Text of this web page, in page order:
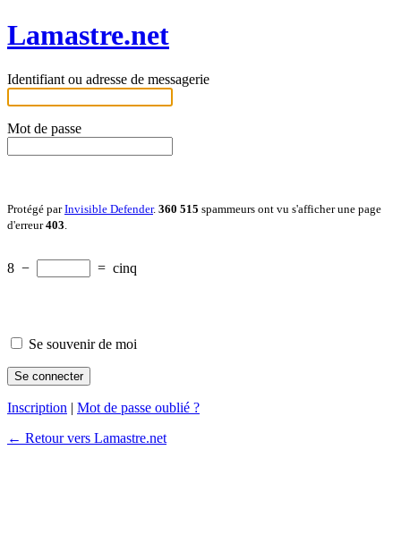
Lamastre.net
Identifiant ou adresse de messagerie
Mot de passe
Protégé parInvisible Defender. 360 515 spammeurs ont vu s'afficher une page
d'erreur403
8 − = cinq
Se souvenir de moi
Inscription | Mot de passe oublié ?
← Retour vers Lamastre.net